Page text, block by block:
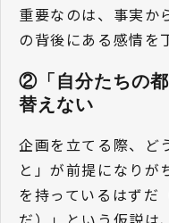
重要なのは、事実か
の背後にある感情を
②「自分たちの都
替えない
企画を立てる際、ど
と」が前提になりが
を持っているはずだ